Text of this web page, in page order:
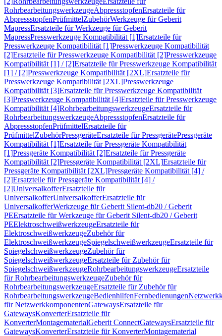
RohrbearbeitungswerkzeugeAbpressstopfenErsatzteile für
AbpressstopfenPrüfmittelZubehörWerkzeuge für Geberit
MapressErsatzteile für Werkzeuge für Geberit
MapressPresswerkzeuge Kompatibilität [1]Ersatzteile für
Presswerkzeuge Kompatibilität [1]Presswerkzeuge Kompatibilität
[2]Ersatzteile für Presswerkzeuge Kompatibilität [2]Presswerkzeuge
Kompatibilität [1] / [2]Ersatzteile für Presswerkzeuge Kompatibilität
[1] / [2]Presswerkzeuge Kompatibilität [2XL]Ersatzteile für
Presswerkzeuge Kompatibilität [2XL]Presswerkzeuge
Kompatibilität [3]Ersatzteile für Presswerkzeuge Kompatibilität
[3]Presswerkzeuge Kompatibilität [4]Ersatzteile für Presswerkzeuge
Kompatibilität [4]RohrbearbeitungswerkzeugeErsatzteile für
RohrbearbeitungswerkzeugeAbpressstopfenErsatzteile für
AbpressstopfenPrüfmittelErsatzteile für
PrüfmittelZubehörPressgeräteErsatzteile für PressgerätePressgeräte
Kompatibilität [1]Ersatzteile für Pressgeräte Kompatibilität
[1]Pressgeräte Kompatibilität [2]Ersatzteile für Pressgeräte
Kompatibilität [2]Pressgeräte Kompatibilität [2XL]Ersatzteile für
Pressgeräte Kompatibilität [2XL]Pressgeräte Kompatibilität [4] /
[2]Ersatzteile für Pressgeräte Kompatibilität [4] /
[2]UniversalkofferErsatzteile für
UniversalkofferUniversalkofferErsatzteile für
UniversalkofferWerkzeuge für Geberit Silent-db20 / Geberit
PEErsatzteile für Werkzeuge für Geberit Silent-db20 / Geberit
PEElektroschweißwerkzeugeErsatzteile für
ElektroschweißwerkzeugeZubehör für
ElektroschweißwerkzeugeSpiegelschweißwerkzeugeErsatzteile für
SpiegelschweißwerkzeugeZubehör für
SpiegelschweißwerkzeugeErsatzteile für Zubehör für
SpiegelschweißwerkzeugeRohrbearbeitungswerkzeugeErsatzteile
für RohrbearbeitungswerkzeugeZubehör für
RohrbearbeitungswerkzeugeErsatzteile für Zubehör für
RohrbearbeitungswerkzeugeBedienhilfenFernbedienungen
für NetzwerkkomponentenGatewaysErsatzteile für
GatewaysKonverterErsatzteile für
KonverterMontagematerialGeberit ConnectGatewaysErsatzteile für
GatewaysKonverterErsatzteile für KonverterMontagematerial